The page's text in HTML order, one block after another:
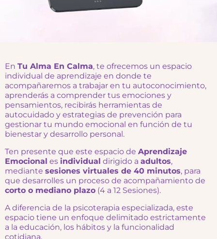
En Tu Alma En Calma, te ofrecemos un espacio
individual de aprendizaje en donde te
acompañaremos a trabajar en tu autoconocimiento,
aprenderás a comprender tus emociones y
pensamientos, recibirás herramientas de
autocuidado y estrategias de prevención para
gestionar tu mundo emocional en función de tu
bienestar y desarrollo personal.
Ten presente que este espacio de Aprendizaje
Emocional es individual dirigido a adultos,
mediante sesiones virtuales de 40 minutos, para
que desarrolles un proceso de acompañamiento de
corto o mediano plazo (4 a 12 Sesiones).
A diferencia de la psicoterapia especializada, este
espacio tiene un enfoque delimitado estrictamente
a la educación, los hábitos y la funcionalidad
cotidiana.